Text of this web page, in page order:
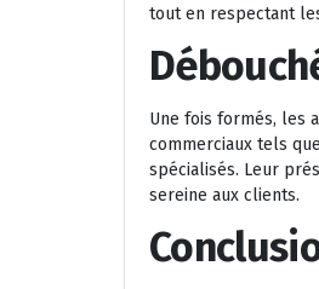
tout en respectant
Une fois formés, les
commerciaux tels
spécialisés. Leur
sereine aux clients.